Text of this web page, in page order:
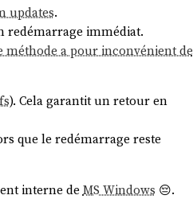
updates.
redémarrage immédiat.
méthode a pour inconvénient de
). Cela garantit un retour en
que le redémarrage reste
interne de MS Windows 😔.